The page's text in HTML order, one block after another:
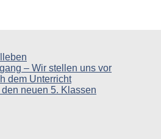
– Wir stellen uns vor
dem Unterricht
neuen 5. Klassen